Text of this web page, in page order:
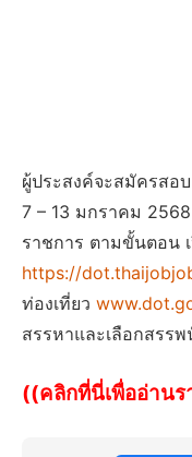
ผู้ประสงค์จะสมัครสอ
7 – 13 มกราคม
ราชการ ตามขั้นตอน
https://
ท่องเที่ยว
สรรหาและเลือกสรร
((คลิกที่นี่เพื่ออ่านร